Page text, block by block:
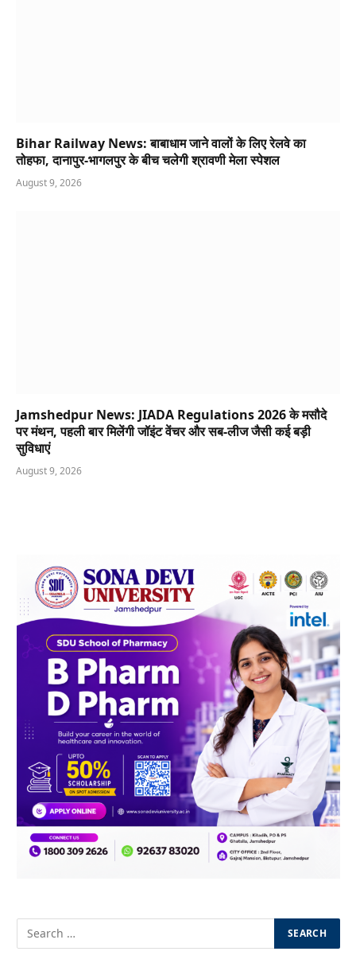
Bihar Railway News: बाबाधाम जाने वालों के लिए रेलवे का
तोहफा, दानापुर-भागलपुर के बीच चलेगी श्रावणी मेला स्पेशल
August 9, 2026
Jamshedpur News: JIADA Regulations 2026 के मसौदे
पर मंथन, पहली बार मिलेंगी जॉइंट वेंचर और सब-लीज जैसी कई बड़ी
सुविधाएं
August 9, 2026